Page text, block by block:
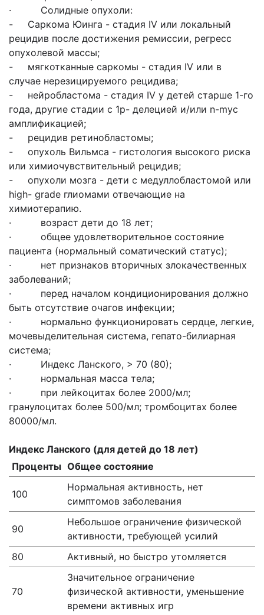
· Солидные опухоли:
- Саркома Юинга - стадия IV или локальный
рецидив после достижения ремиссии, регресс
опухолевой массы;
- мягкотканные саркомы - стадия IV или в
случае нерезицируемого рецидива;
- нейробластома - стадия IV у детей старше 1-го
года, другие стадии с 1p- делецией и/или n-myc
амплификацией;
- рецидив ретинобластомы;
- опухоль Вильмса - гистология высокого риска
или химиочувствительный рецидив;
- опухоли мозга - дети с медуллобластомой или
high- grade глиомами отвечающие на
химиотерапию.
· возраст дети до 18 лет;
· общее удовлетворительное состояние
пациента (нормальный соматический статус);
· нет признаков вторичных злокачественных
заболеваний;
· перед началом кондиционирования должно
быть отсутствие очагов инфекции;
· нормально функционировать сердце, легкие,
мочевыделительная система, гепато-билиарная
система;
· Индекс Ланского, > 70 (80);
· нормальная масса тела;
· при лейкоцитах более 2000/мл;
гранулоцитах более 500/мл; тромбоцитах более
80000/мл.
Индекс Ланского (для детей до 18 лет)
Проценты Общее состояние
100
Нормальная активность, нет
симптомов заболевания
90
Небольшое ограничение физической
активности, требующей усилий
80
Активный, но быстро утомляется
70
Значительное ограничение
физической активности, уменьшение
времени активных игр